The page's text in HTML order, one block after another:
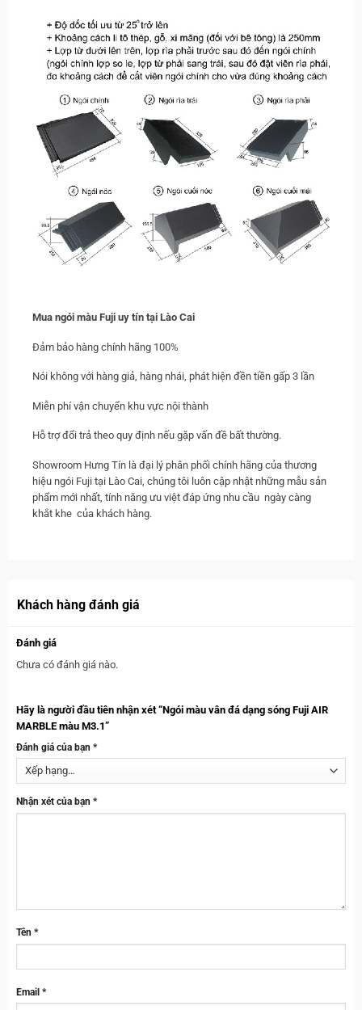
Mua ngói màu Fuji uy tín tại Lào Cai
Đảm bảo hàng chính hãng 100%
Nói không với hàng giả, hàng nhái, phát hiện đền tiền gấp 3 lần
Miễn phí vận chuyển khu vực nội thành
Hỗ trợ đổi trả theo quy định nếu gặp vấn đề bất thường.
Showroom Hưng Tín là đại lý phân phối chính hãng của thương
hiệu ngói Fuji tại Lào Cai, chúng tôi luôn cập nhật những mẫu sản
phẩm mới nhất, tính năng ưu việt đáp ứng nhu cầu ngày càng
khắt khe của khách hàng.
Khách hàng đánh giá
Đánh giá
Chưa có đánh giá nào.
Hãy là người đầu tiên nhận xét “Ngói màu vân đá dạng sóng Fuji AIR
MARBLE màu M3.1”
Đánh giá của bạn *
Nhận xét của bạn *
Tên *
Email *